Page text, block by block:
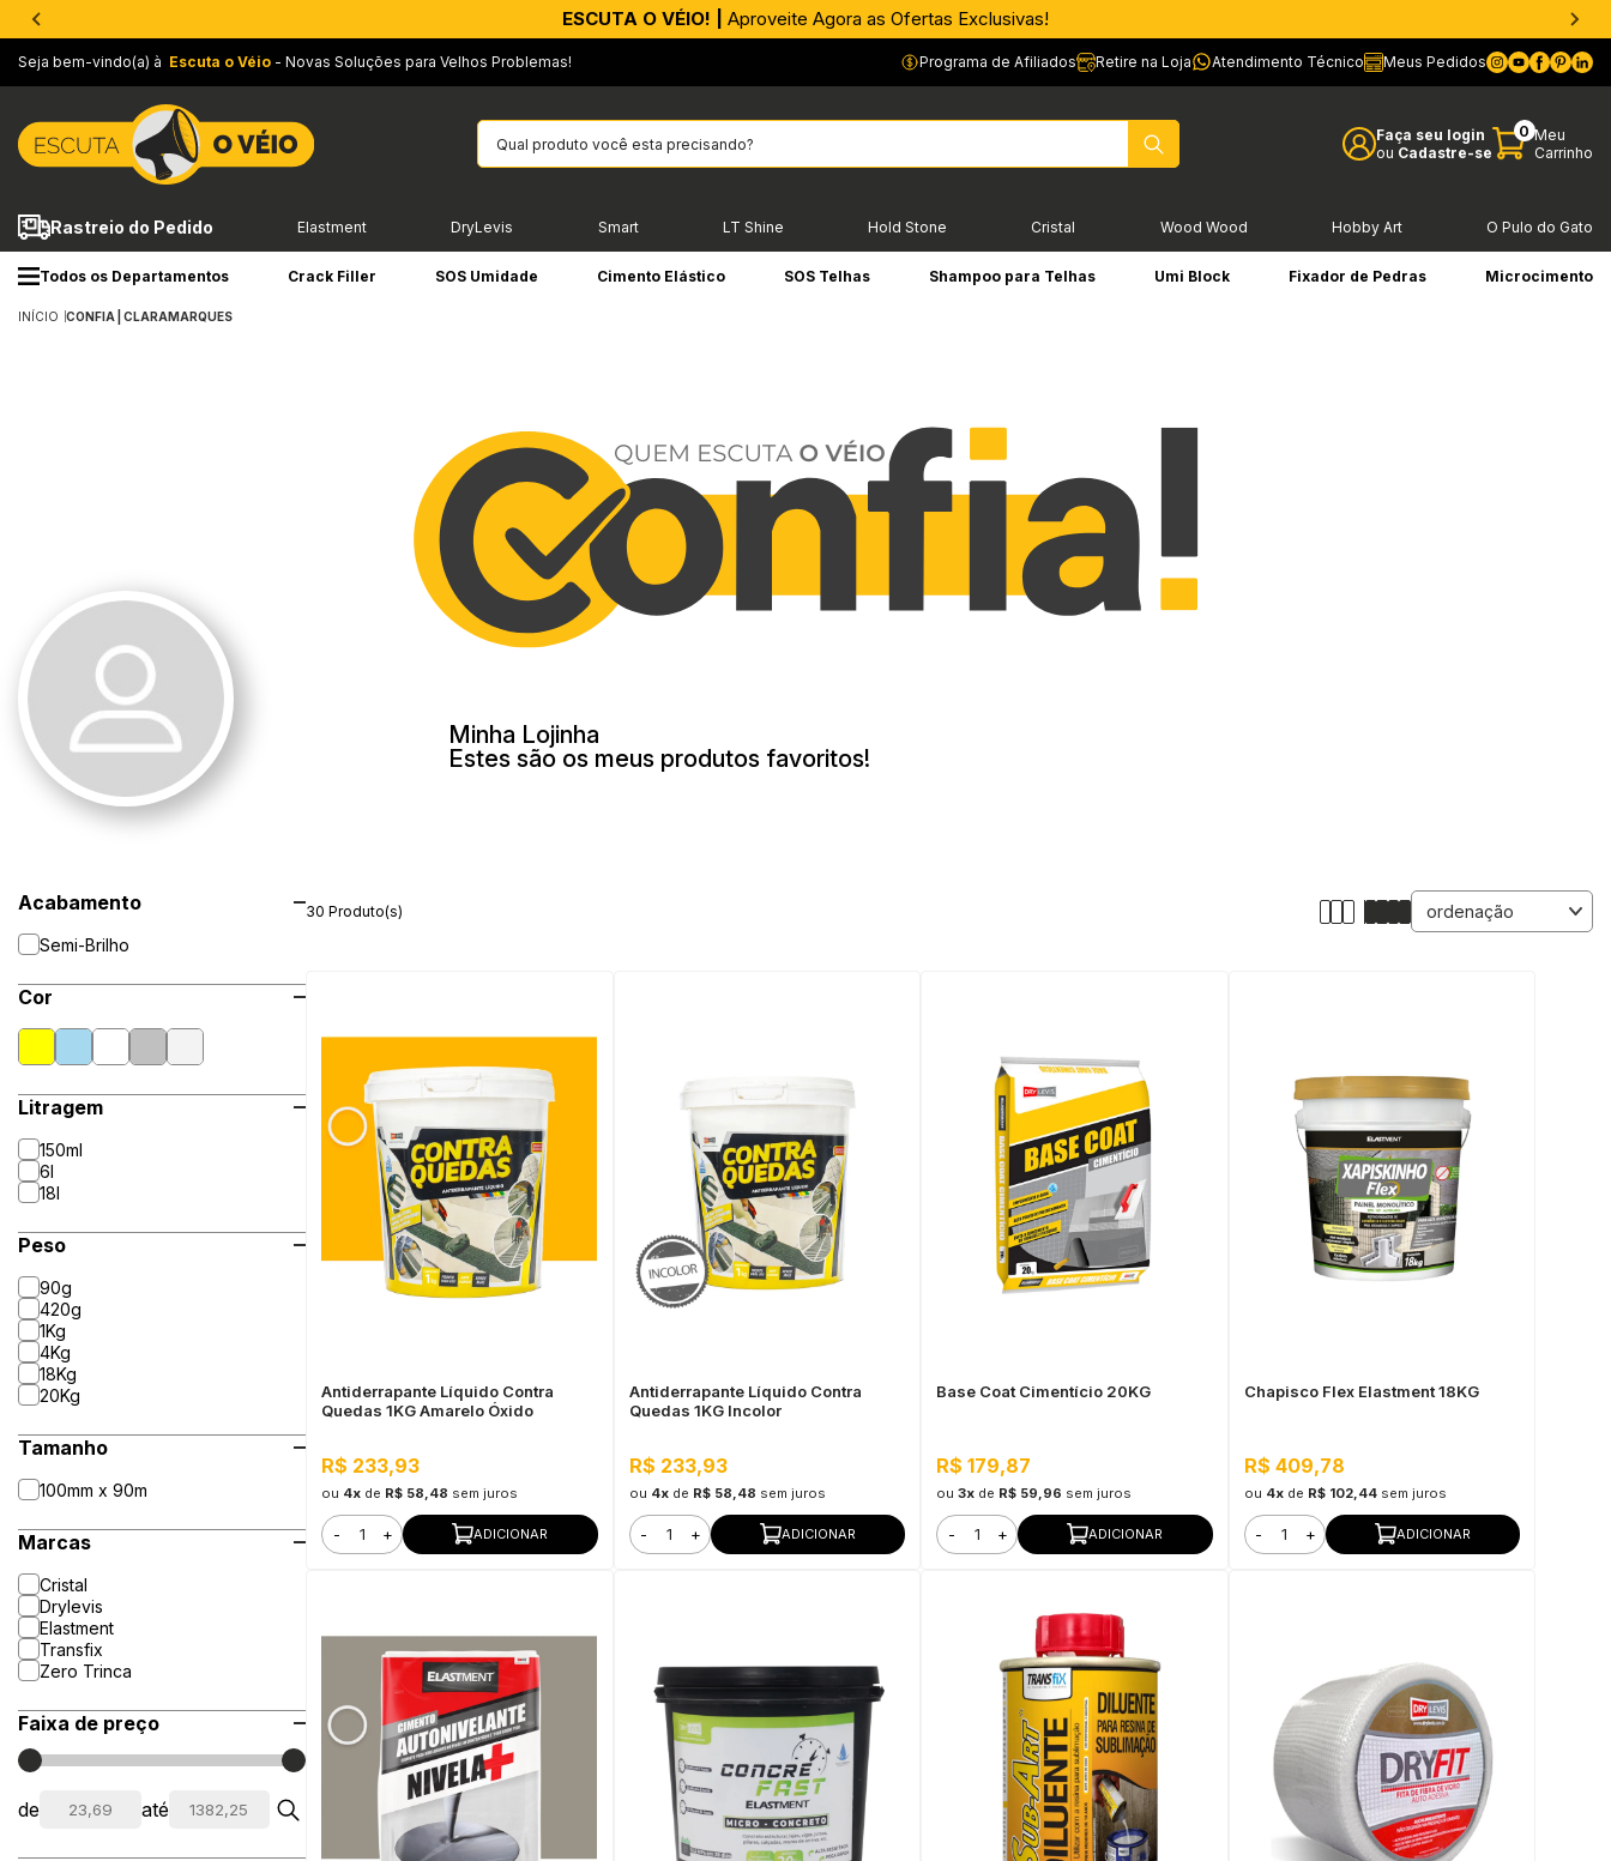
APROVEITE AGORA |PIX parcelado em até 4x sem Juros!*
ESCUTA O VÉIO! | Aproveite Agora as Ofertas Exclusivas!
Seja bem-vindo(a) à Escuta o Véio - Novas Soluções para Velhos Problemas! Programa de Afiliados Retire na Loja Atendimento Técnico Meus Pedidos
Faça seu login
ou Cadastre-se
0 Meu
Carrinho
Rastreio do Pedido Elastment DryLevis Smart LT Shine Hold Stone Cristal Wood Wood Hobby Art O Pulo do Gato
Todos os Departamentos Crack Filler SOS Umidade Cimento Elástico SOS Telhas Shampoo para Telhas Umi Block Fixador de Pedras Microcimento
INÍCIO CONFIA | CLARAMARQUES
Minha Lojinha
Estes são os meus produtos favoritos!
Acabamento
Semi-Brilho
Cor
Litragem
150ml
6l
18l
Peso
90g
420g
1Kg
4Kg
18Kg
20Kg
Tamanho
100mm x 90m
Marcas
Cristal
Drylevis
Elastment
Transfix
Zero Trinca
Faixa de preço
de até
30 Produto(s)
Antiderrapante Líquido Contra
Quedas 1KG Amarelo Óxido
R$ 233,93
ou 4x de R$ 58,48 sem juros
- + ADICIONAR
Antiderrapante Líquido Contra
Quedas 1KG Incolor
R$ 233,93
ou 4xde R$ 58,48 sem juros
- + ADICIONAR
Base Coat Cimentício 20KG
R$ 179,87
ou 3x de R$ 59,96 sem juros
- + ADICIONAR
Chapisco Flex Elastment 18KG
R$ 409,78
ou 4xde R$ 102,44 sem juros
- + ADICIONAR